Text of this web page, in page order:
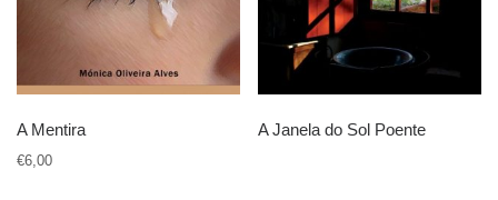
A Mentira
€6,00
A Janela do Sol Poente